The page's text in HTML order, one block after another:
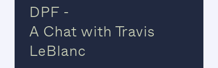
DPF -
A Chat with Travis
LeBlanc